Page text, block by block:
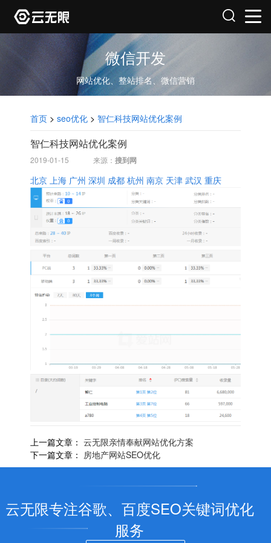
微信开发
网站优化、整站排名、微信营销
首页 > seo优化 > 智仁科技网站优化案例
智仁科技网站优化案例
2019-01-15 来源： 搜到网
北京 上海 广州 深圳 成都 杭州 南京 天津 武汉 重庆
上一篇文章： 云无限亲情奉献网站优化方案
下一篇文章： 房地产网站SEO优化
云无限专注谷歌、百度SEO关键词优化
服务